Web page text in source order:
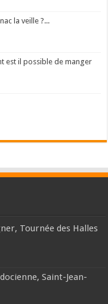
la veille ?...
est il possible de manger
Tournée des Halles
Saint-Jean-